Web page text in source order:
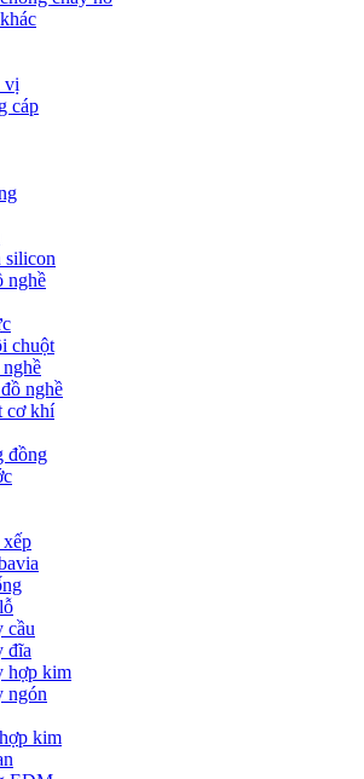
vị
cáp
silicon
nghề
chuột
nghề
cơ khí
đồng
cầu
đĩa
hợp kim
ngón
kim